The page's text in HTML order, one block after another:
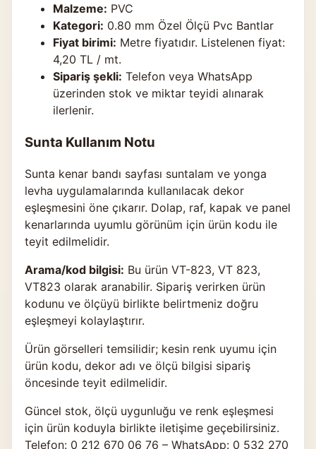
Malzeme: PVC
Kategori: 0.80 mm Özel Ölçü Pvc Bantlar
Fiyat birimi: Metre fiyatıdır. Listelenen fiyat:
4,20 TL / mt.
Sipariş şekli: Telefon veya WhatsApp
üzerinden stok ve miktar teyidi alınarak
ilerlenir.
Sunta Kullanım Notu
Sunta kenar bandı sayfası suntalam ve yonga
levha uygulamalarında kullanılacak dekor
eşleşmesini öne çıkarır. Dolap, raf, kapak ve panel
kenarlarında uyumlu görünüm için ürün kodu ile
teyit edilmelidir.
Arama/kod bilgisi: Bu ürün VT-823, VT 823,
VT823 olarak aranabilir. Sipariş verirken ürün
kodunu ve ölçüyü birlikte belirtmeniz doğru
eşleşmeyi kolaylaştırır.
Ürün görselleri temsilidir; kesin renk uyumu için
ürün kodu, dekor adı ve ölçü bilgisi sipariş
öncesinde teyit edilmelidir.
Güncel stok, ölçü uygunluğu ve renk eşleşmesi
için ürün koduyla birlikte iletişime geçebilirsiniz.
Telefon: 0 212 670 06 76 – WhatsApp: 0 532 270